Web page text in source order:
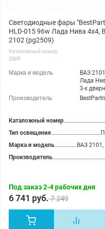
Светодиодные фары
HLD-015 96w Лада Нива 4х4,
2102 (pg2509)
Каталожный номер:
2509
ВАЗ
Лада
3-х
Нива
Лада
5-
Пикап
Каталожный номер
Тип освещения
Марка и модель
Производитель
Под заказ 2-4 рабочих дня
6 741 руб.7 249